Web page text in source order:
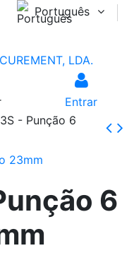
Português
Entrar
- Punção 6
6